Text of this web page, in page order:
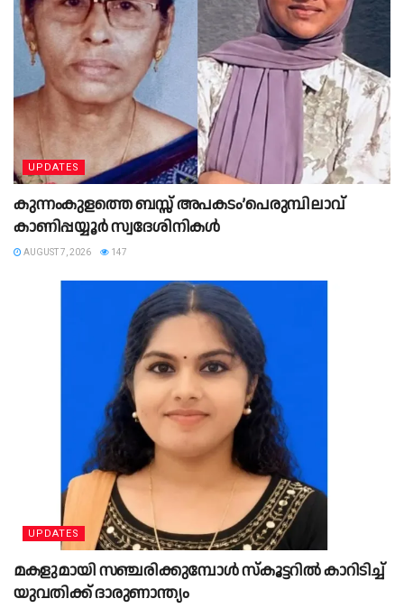
UPDATES
കുന്നംകുളത്തെ ബസ്സ് അപകടം’പെരുമ്പിലാവ്
കാണിപ്പയ്യൂര്‍ സ്വദേശിനികള്‍
AUGUST 7, 2026 147
UPDATES
മ​ക​ളു​മാ​യി സ​ഞ്ച​രി​ക്കു​മ്പോ​ള്‍ സ്‌​കൂ​ട്ട​റി​ല്‍ കാ​റി​ടി​ച്ച്
യു​വ​തി​ക്ക് ദാ​രു​ണാ​ന്ത്യം